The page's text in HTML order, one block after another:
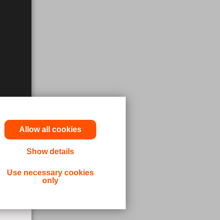
Allow all cookies
Show details
Use necessary cookies
only